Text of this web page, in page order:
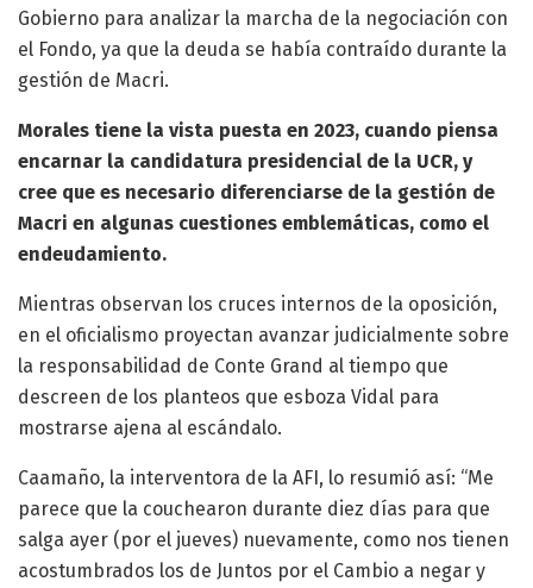
Gobierno para analizar la marcha de la negociación con
el Fondo, ya que la deuda se había contraído durante la
gestión de Macri.
Morales tiene la vista puesta en 2023, cuando piensa
encarnar la candidatura presidencial de la UCR, y
cree que es necesario diferenciarse de la gestión de
Macri en algunas cuestiones emblemáticas, como el
endeudamiento.
Mientras observan los cruces internos de la oposición,
en el oficialismo proyectan avanzar judicialmente sobre
la responsabilidad de Conte Grand al tiempo que
descreen de los planteos que esboza Vidal para
mostrarse ajena al escándalo.
Caamaño, la interventora de la AFI, lo resumió así: “Me
parece que la couchearon durante diez días para que
salga ayer (por el jueves) nuevamente, como nos tienen
acostumbrados los de Juntos por el Cambio a negar y